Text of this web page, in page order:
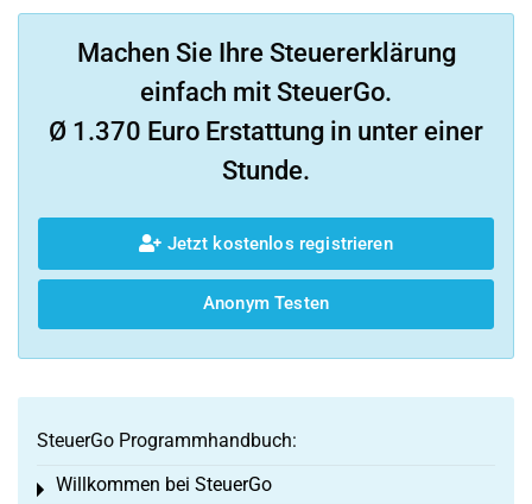
Machen Sie Ihre Steuererklärung
einfach mit SteuerGo.
Ø 1.370 Euro Erstattung in unter einer
Stunde.
Jetzt kostenlos registrieren
Anonym Testen
SteuerGo Programmhandbuch:
Willkommen bei SteuerGo
Toggle menu